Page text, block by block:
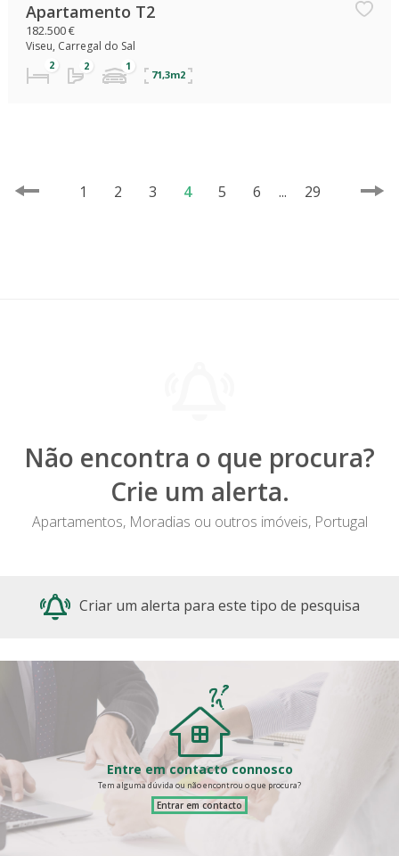
Apartamento T2
182.500 €
Viseu, Carregal do Sal
71,3m2
1 2 3 4 5 6 ... 29
Não encontra o que procura?
Crie um alerta.
Apartamentos, Moradias ou outros imóveis, Portugal
Criar um alerta para este tipo de pesquisa
Entre em contacto connosco
Tem alguma dúvida ou não encontrou o que procura?
Entrar em contacto